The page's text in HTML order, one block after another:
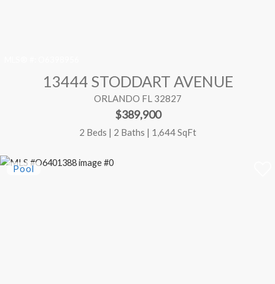
13444 STODDART AVENUE
ORLANDO FL 32827
$389,900
2 Beds | 2 Baths | 1,644 SqFt